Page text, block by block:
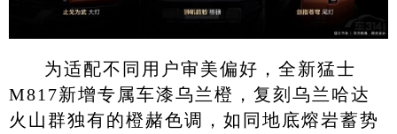
为适配不同用户审美偏好，全新猛士
M817新增专属车漆乌兰橙，复刻乌兰哈达
火山群独有的橙赭色调，如同地底熔岩蓄势